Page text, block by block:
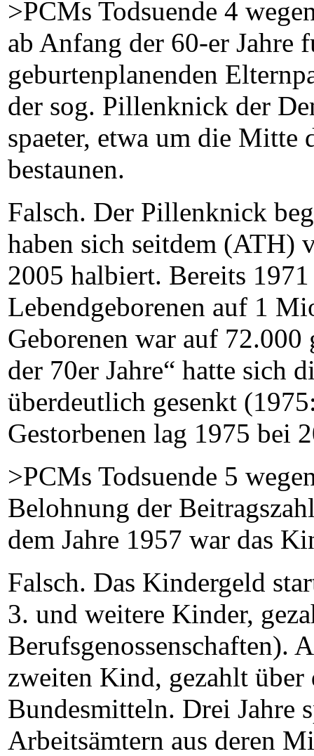
>PCMs Todsuende 4
ab Anfang der 60-er Jahre
geburtenplanenden
der sog. Pillenknick der
spaeter, etwa um die Mitte
bestaunen.
Falsch. Der Pillenknick
haben sich seitdem
2005 halbiert. Bereits
Lebendgeborenen auf 1
Geborenen war auf
der 70er Jahre“ hatte sich
überdeutlich gesenkt
Gestorbenen lag 1975 bei
>PCMs Todsuende 5
Belohnung der
dem Jahre 1957 war das
Falsch. Das Kindergeld
3. und weitere Kinder,
Berufsgenossenschaften).
zweiten Kind, gezahlt über
Bundesmitteln. Drei Jahre
Arbeitsämtern aus deren